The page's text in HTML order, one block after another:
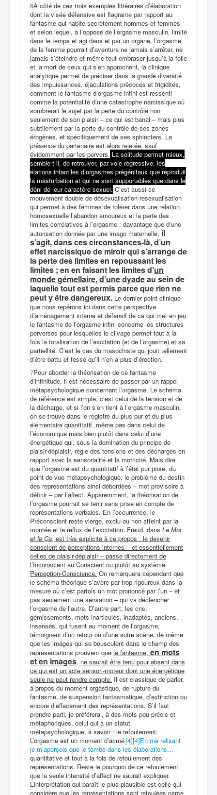
6À côté de ces trois exemples littéraires d’élaboration
dont la visée défensive est flagrante par rapport au
fantasme qui habite secrètement hommes et femmes
et selon lequel, à l’opposé de l’orgasme masculin, limité
dans le temps et agi dans et par un organe, l’orgasme
de la femme pourrait d’aventure ne jamais s’arrêter, ne
jamais s’éteindre et même tout embraser jusqu’à la folie
et la mort de ceux qui s’en approchent, la clinique
analytique permet de préciser dans la grande diversité
des impuissances, éjaculations précoces et frigidités,
comment le fantasme d’orgasme infini est ressenti
comme la potentialité d’une catastrophe narcissique où
sombrerait le sujet par la perte du contrôle non
seulement de son plaisir – ce qui est banal – mais plus
subtilement par la perte du contrôle de ses zones
érogènes, et spécifiquement de ses sphincters. La
présence du partenaire est alors rejetée, sauf
évidemment par les pervers. La solitude permet mieux,
semble-t-il, de retrouver, par voie régressive, les
élations infantiles d’orgasmes prégénitaux que reproduit
la masturbation et qui ne sont supportables que dans le
déni de leur caractère sexuel. C’est aussi ce
mouvement double de désexualisation-resexualisation
qui permet à des femmes de tolérer dans une relation
homosexuelle l’abandon amoureux et la perte des
limites corrélatives à l’orgasme : davantage que d’une
autorisation donnée par une imago maternelle, il
s’agit, dans ces circonstances-là, d’un
effet narcissique de miroir qui s’arrange de
la perte des limites en repoussant les
limites ; en en faisant les limites d’un
monde gémellaire, d’une dyadeau sein de
laquelle tout est permis parce que rien ne
peut y être dangereux. Le dernier point clinique
que nous repérons ici dans cette perspective
d’aménagement interne et défensif de ce qui met en jeu
le fantasme de l’orgasme infini concerne les structures
perverses pour lesquelles le clivage permet tout à la
fois la totalisation de l’excitation (et de l’orgasme) et sa
partiellité. C’est le cas du masochiste qui jouit tellement
d’être battu et fessé qu’il n’en a plus d’érection.
7Pour aborder la théorisation de ce fantasme
d’infinitude, il est nécessaire de passer par un rappel
métapsychologique concernant l’orgasme. Le schéma
de référence est simple, c’est celui de la tension et de
la décharge, et si l’on s’en tient à l’orgasme masculin,
on se trouve dans le registre du plus pur et du plus
élémentaire quantitatif, même pas dans celui de
l’économique mais bien plutôt dans celui d’une
énergétique qui, sous la domination du principe de
plaisir-déplaisir, règle des tensions et des décharges en
rapport avec la sensorialité et la motricité. Mais dire
que l’orgasme est du quantitatif à l’état pur pose, du
point de vue métapsychologique, le problème du destin
des représentations ainsi débordées – mot provisoire à
définir – par l’affect. Apparemment, la théorisation de
l’orgasme pourrait se tenir sans prise en compte de
représentations verbales. En l’occurrence, le
Préconscient reste vierge, exclu ou non atteint par la
montée et le reflux de l’excitation. Freud, dans Le Moi
et le Ça, est très explicite à ce propos : le devenir
conscient de perceptions internes – et essentiellement
celles de plaisir-déplaisir – passe directement de
l’Inconscient au Conscient ou plutôt au système
Perception-Conscience. On remarquera cependant que
le schéma théorique s’avère par trop rigoureux dans la
mesure où c’est parfois un mot prononcé par l’un – et
pas seulement une sensation – qui va déclencher
l’orgasme de l’autre. D’autre part, les cris,
gémissements, mots inarticulés, inadaptés, anciens,
insensés, qui fusent au moment de l’orgasme,
témoignent d’un retour ou d’une autre scène, de même
que les images qui se bousculent dans le champ des
représentations prouvent que le fantasme, en mots
et en images, ne saurait être tenu pour absent dans
ce qui est un acte sensori-moteur dont une énergétique
seule ne peut rendre compte. Il est classique de parler,
à propos du moment orgastique, de rupture du
fantasme, de suspension fantasmatique, d’extinction ou
encore d’effacement des représentations. S’il faut
prendre parti, je préférerai, à des mots peu précis et
métaphoriques, celui qui a un statut
métapsychologique, à savoir : le refoulement.
L’orgasme est un moment d’acmé[4][4]En me relisant
je m’aperçois que je tombe dans les élaborations…
quantitative et tout à la fois de refoulement des
représentations. Reste le pourquoi de ce refoulement
que la seule intensité d’affect ne saurait expliquer.
L’interprétation qui paraît le plus plausible est celle qui
considère que les représentations sont refoulées parce